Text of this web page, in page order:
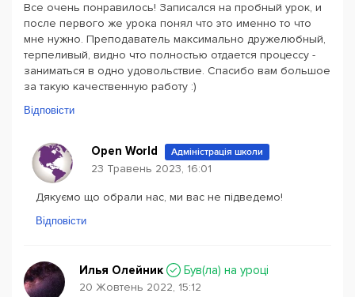
Все очень понравилось! Записался на пробный урок, и
после первого же урока понял что это именно то что
мне нужно. Преподаватель максимально дружелюбный,
терпеливый, видно что полностью отдается процессу -
заниматься в одно удовольствие. Спасибо вам большое
за такую качественную работу :)
Відповісти
Open World Адміністрація школи
23 Травень 2023, 16:01
Дякуємо що обрали нас, ми вас не підведемо!
Відповісти
Илья Олейник Був(ла) на уроці
20 Жовтень 2022, 15:12